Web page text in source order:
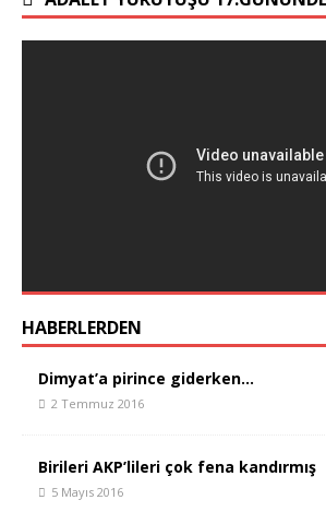
HABERLERDEN
Dimyat’a pirince giderken…
2 Temmuz 2016
Birileri AKP’lileri çok fena kandırmış
5 Mayıs 2016